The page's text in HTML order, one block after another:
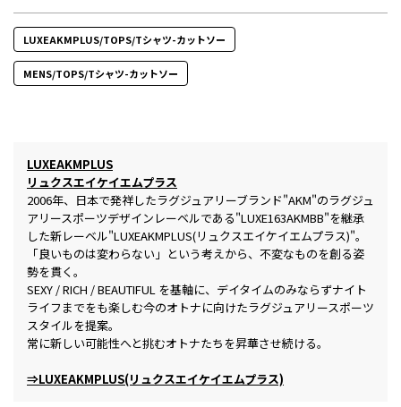
LUXEAKMPLUS/TOPS/Tシャツ-カットソー
MENS/TOPS/Tシャツ-カットソー
LUXEAKMPLUS
リュクスエイケイエムプラス
2006年、日本で発祥したラグジュアリーブランド"AKM"のラグジュ
アリースポーツデザインレーベルである"LUXE163AKMBB"を継承
した新レーベル"LUXEAKMPLUS(リュクスエイケイエムプラス)"。
「良いものは変わらない」という考えから、不変なものを創る姿
勢を貫く。
SEXY / RICH / BEAUTIFUL を基軸に、デイタイムのみならずナイト
ライフまでをも楽しむ今のオトナに向けたラグジュアリースポーツ
スタイルを提案。
常に新しい可能性へと挑むオトナたちを昇華させ続ける。
⇒LUXEAKMPLUS(リュクスエイケイエムプラス)